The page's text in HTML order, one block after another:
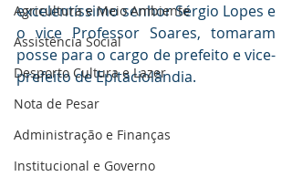
Agricultura e Meio Ambiente
Assistência Social
Desporto Cultura e Lazer
Nota de Pesar
Administração e Finanças
Institucional e Governo
excelentíssimo senhor Sérgio Lopes e
o vice Professor Soares, tomaram
posse para o cargo de prefeito e vice-
prefeito de Epitaciolândia.